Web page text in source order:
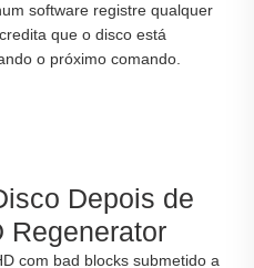
software registre qualquer
que o disco está
o próximo comando.
Depois de
Regenerator
com bad blocks submetido a